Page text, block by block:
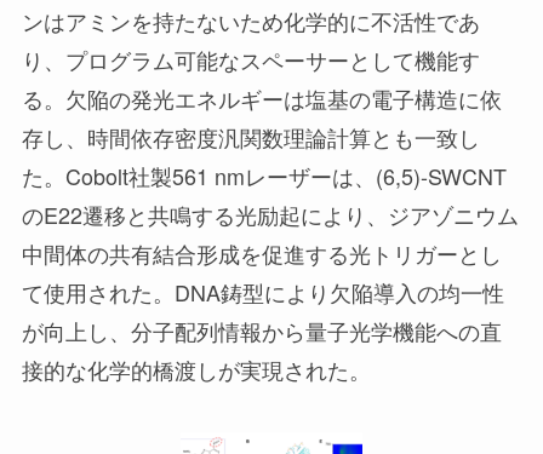
ンはアミンを持たないため化学的に不活性であ
り、プログラム可能なスペーサーとして機能す
る。欠陥の発光エネルギーは塩基の電子構造に依
存し、時間依存密度汎関数理論計算とも一致し
た。Cobolt社製561 nmレーザーは、(6,5)-SWCNT
のE22遷移と共鳴する光励起により、ジアゾニウム
中間体の共有結合形成を促進する光トリガーとし
て使用された。DNA鋳型により欠陥導入の均一性
が向上し、分子配列情報から量子光学機能への直
接的な化学的橋渡しが実現された。